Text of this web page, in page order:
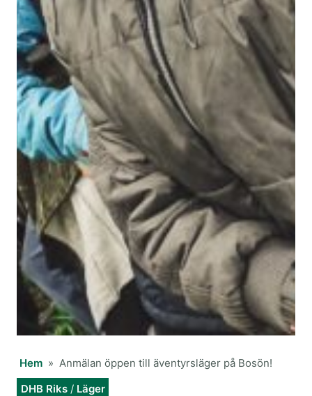
Hem » Anmälan öppen till äventyrsläger på Bosön!
DHB Riks/ Läger